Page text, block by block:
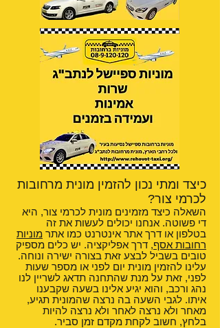
כיצד ומתי נכון להזמין מונית מרחובות
לכרמי צור?
השאלה כיצד מזמינים מונית לכרמי צור, היא
די פשוטה. אנחנו יכולים לעשות את זה
בטלפון או דרך אתר אינטרנט כמו אתר מוניות
רחובות אסף, דרך אפליקציה. יש כלים מספיק
טובים בשביל לבצע זאת בצורה ישירה ונוחה.
עלינו להזמין מונית יום לפני או מספר שעות
לפני, זאת על מנת שהתחנה תדאג לשריין לנו
נהג ורכב, והוא יגיע אלינו בשעה שקבענו
איתו. לגבי השעה בה נרצה שהמונית תגיע,
מאחר ולא נרצה לאחר ולא נרצה להיות
בלחץ, חשוב לקחת מקדם זמן סביר.